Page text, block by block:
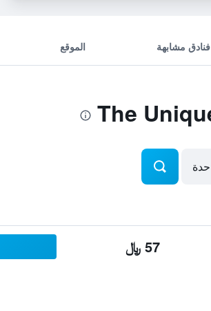
فنادق مشابهة الموقع
57 ﷼